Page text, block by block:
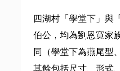
四湖村「學堂下」與
伯公，均為劉恩寛家
同（學堂下為燕尾型
其餘包括尺寸、形式